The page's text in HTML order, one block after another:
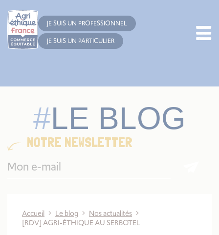
JE SUIS UN PROFESSIONNEL
JE SUIS UN PARTICULIER
LE BLOG
NOTRE NEWSLETTER
Accueil Le blog
Nos actualités
[RDV] AGRI-ÉTHIQUE AU SERBOTEL